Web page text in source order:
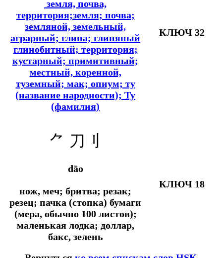
земля, почва,
территория;земля; почва;
земляной, земельный,
аграрный; глина; глиняный
глинобитный; территория;
кустарный; примитивный;
местный, коренной,
туземный; мак; опиум; ту
(название народности); Ту
(фамилия)
КЛЮЧ 32
⺈ 刀刂
dāo
нож, меч; бритва; резак;
резец; пачка (стопка) бумаги
(мера, обычно 100 листов);
маленькая лодка; доллар,
бакс, зелень
КЛЮЧ 18